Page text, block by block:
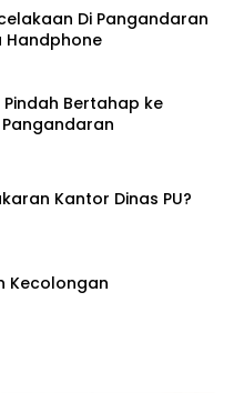
Di Pangandaran
Handphone
Bertahap ke
Kantor Dinas PU?
Kecolongan